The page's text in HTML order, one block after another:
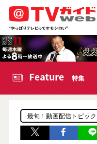
Feature 特集
最旬！動画配信トピッ